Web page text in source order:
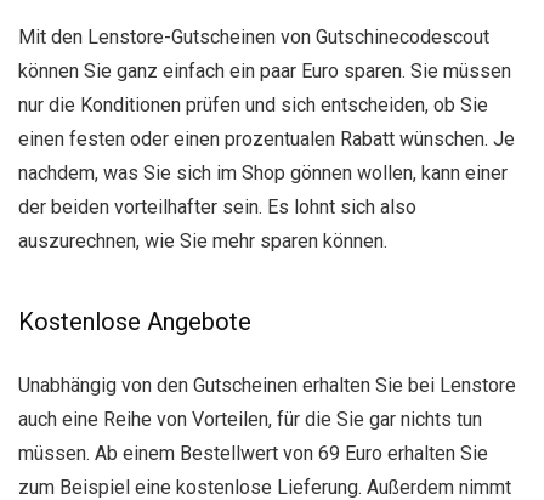
Mit den Lenstore-Gutscheinen von Gutschinecodescout
können Sie ganz einfach ein paar Euro sparen. Sie müssen
nur die Konditionen prüfen und sich entscheiden, ob Sie
einen festen oder einen prozentualen Rabatt wünschen. Je
nachdem, was Sie sich im Shop gönnen wollen, kann einer
der beiden vorteilhafter sein. Es lohnt sich also
auszurechnen, wie Sie mehr sparen können.
Kostenlose Angebote
Unabhängig von den Gutscheinen erhalten Sie bei Lenstore
auch eine Reihe von Vorteilen, für die Sie gar nichts tun
müssen. Ab einem Bestellwert von 69 Euro erhalten Sie
zum Beispiel eine kostenlose Lieferung. Außerdem nimmt